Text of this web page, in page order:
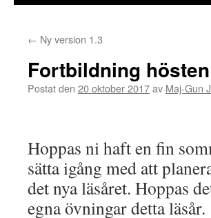
← Ny version 1.3
Fortbildning
Postat den 20 oktober 2017av Maj-Gun
Hoppas ni haft en fin
sätta igång med att
det nya läsåret. Hoppas
egna övningar detta läsår.